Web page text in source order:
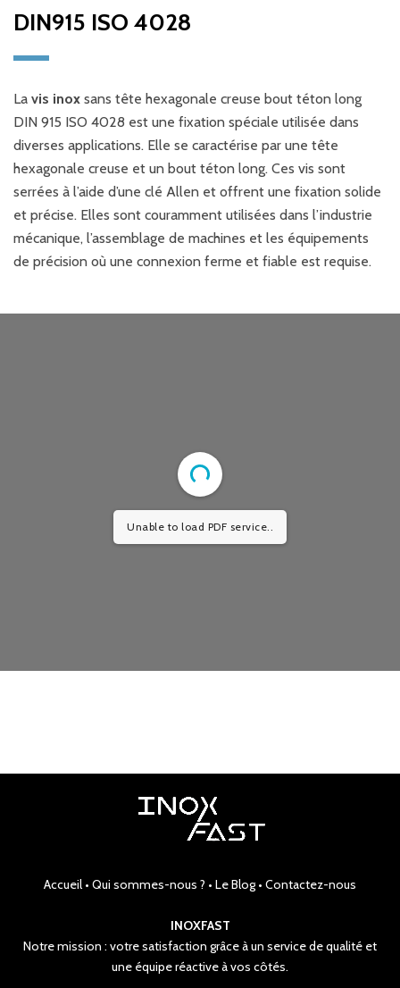
DIN915 ISO 4028
La vis inox sans tête hexagonale creuse bout téton long
DIN 915 ISO 4028 est une fixation spéciale utilisée dans
diverses applications. Elle se caractérise par une tête
hexagonale creuse et un bout téton long. Ces vis sont
serrées à l’aide d’une clé Allen et offrent une fixation solide
et précise. Elles sont couramment utilisées dans l’industrie
mécanique, l’assemblage de machines et les équipements
de précision où une connexion ferme et fiable est requise.
Unable to load PDF service..
Accueil • Qui sommes-nous ? • Le Blog• Contactez-nous
INOXFAST
Notre mission : votre satisfaction grâce à un service de qualité et
une équipe réactive à vos côtés.